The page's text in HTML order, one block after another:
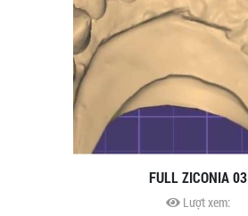
FULL ZICONIA 03
Lượt xem: